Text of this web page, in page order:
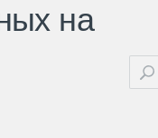
на